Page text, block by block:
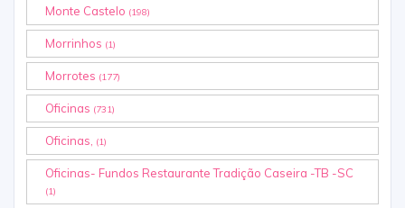
Monte Castelo (198)
Morrinhos (1)
Morrotes (177)
Oficinas (731)
Oficinas, (1)
Oficinas- Fundos Restaurante Tradição Caseira -TB -SC
(1)